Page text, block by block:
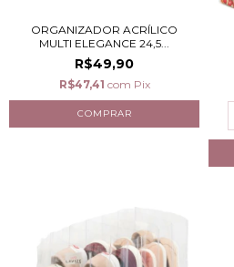
ORGANIZADOR ACRÍLICO
MULTI ELEGANCE 24,5...
R$49,90
R$47,41 com Pix